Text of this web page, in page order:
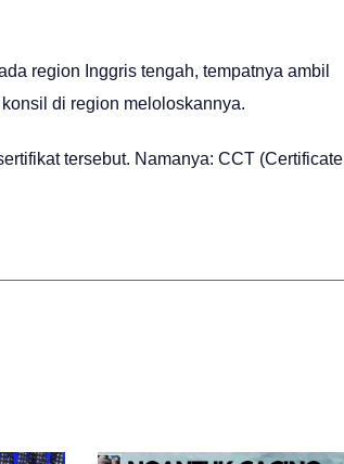
region Inggris tengah, tempatnya ambil
di region meloloskannya.
tersebut. Namanya: CCT (Certificate